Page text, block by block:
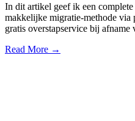
In dit artikel geef ik een
makkelijke migratie-methode via
gratis overstapservice bij afname
Read More →